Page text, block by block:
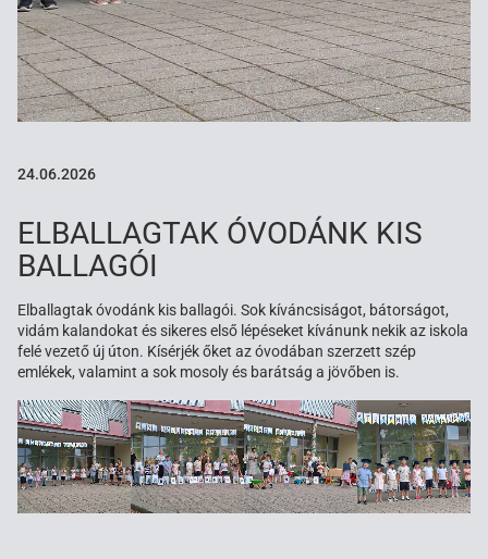
24.06.2026
ELBALLAGTAK ÓVODÁNK KIS
BALLAGÓI
Elballagtak óvodánk kis ballagói. Sok kíváncsiságot, bátorságot,
vidám kalandokat és sikeres első lépéseket kívánunk nekik az iskola
felé vezető új úton. Kísérjék őket az óvodában szerzett szép
emlékek, valamint a sok mosoly és barátság a jövőben is.